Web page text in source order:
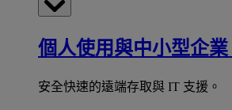
個人使用與中小型企業
安全快速的遠端存取與 IT 支援。